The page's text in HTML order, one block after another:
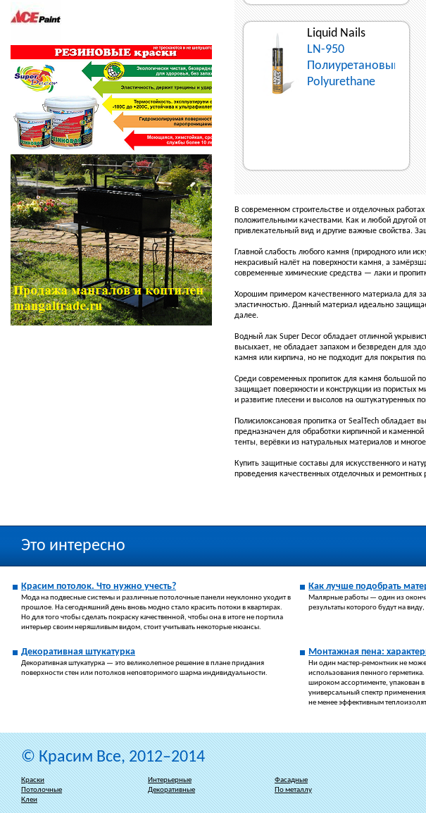
Liquid Nails
LN-950
Полиуретановый
Polyurethane
В современном строительстве и отделочных
положительными качествами. Как и любой другой
привлекательный вид и другие важные свойства.
Главной слабость любого камня (природного или
некрасивый налёт на поверхности камня, а
современные химические средства — лаки и
Хорошим примером качественного материала для
эластичностью. Данный материал идеально
далее.
Водный лак Super Decor обладает отличной
высыхает, не обладает запахом и безвреден для
камня или кирпича, но не подходит для покрытия
Среди современных пропиток для камня большой
защищает поверхности и конструкции из
и развитие плесени и высолов на оштукатуренных
Полисилоксановая пропитка от SealTech обладает
предназначен для обработки кирпичной и
тенты, верёвки из натуральных материалов и
Купить защитные составы для искусственного и
проведения качественных отделочных и ремонтных
Это интересно
Красим потолок. Что нужно учесть?
Мода на подвесные системы и различные потолочные панели неуклонно уходит в
прошлое. На сегодняшний день вновь модно стало красить потоки в квартирах.
Но для того чтобы сделать покраску качественной, чтобы она в итоге не портила
интерьер своим неряшливым видом, стоит учитывать некоторые нюансы.
Как лучше подобрать
Малярные работы — один из
результаты которого будут на
Декоративная штукатурка
Декоративная штукатурка — это великолепное решение в плане придания
поверхности стен или потолков неповторимого шарма индивидуальности.
Монтажная пена:
Ни один мастер-ремонтник не
использования пенного герметика.
широком ассортименте, упакован
универсальный спектр
не менее эффективным
© Красим Все, 2012–2014
Краски Интерьерные
Фасадные
Потолочные
Декоративные
По металлу
Клеи